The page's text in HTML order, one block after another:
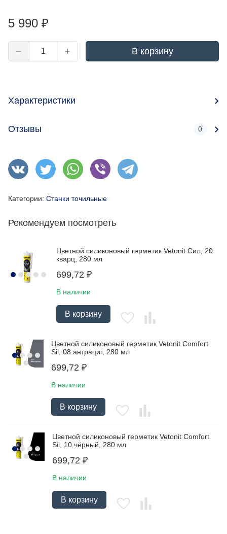
5 990 ₽
В корзину
Характеристики
Отзывы 0
Категории: Станки точильные
Рекомендуем посмотреть
Цветной силиконовый герметик Vetonit Сил, 20
кварц, 280 мл
699,72 ₽
В наличии
В корзину
Цветной силиконовый герметик Vetonit Comfort
Sil, 08 антрацит, 280 мл
699,72 ₽
В наличии
В корзину
Цветной силиконовый герметик Vetonit Comfort
Sil, 10 чёрный, 280 мл
699,72 ₽
В наличии
В корзину